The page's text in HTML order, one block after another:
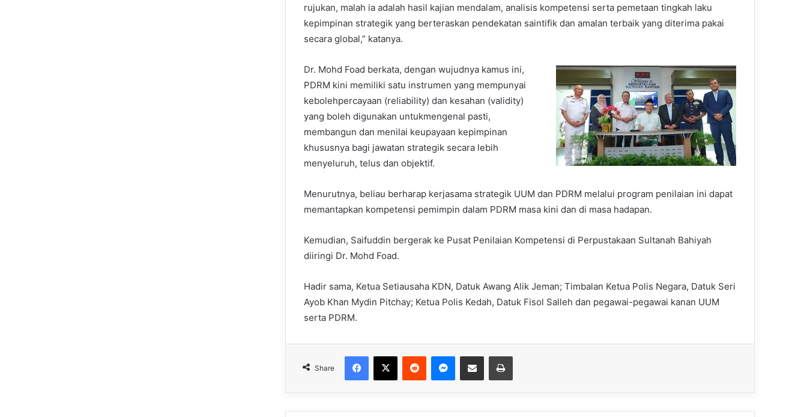
rujukan, malah ia adalah hasil kajian mendalam, analisis kompetensi serta pemetaan tingkah laku
kepimpinan strategik yang berteraskan pendekatan saintifik dan amalan terbaik yang diterima pakai
secara global,” katanya.
Dr. Mohd Foad berkata, dengan wujudnya kamus ini,
PDRM kini memiliki satu instrumen yang mempunyai
kebolehpercayaan (reliability) dan kesahan (validity)
yang boleh digunakan untukmengenal pasti,
membangun dan menilai keupayaan kepimpinan
khususnya bagi jawatan strategik secara lebih
menyeluruh, telus dan objektif.
Menurutnya, beliau berharap kerjasama strategik UUM dan PDRM melalui program penilaian ini dapat
memantapkan kompetensi pemimpin dalam PDRM masa kini dan di masa hadapan.
Kemudian, Saifuddin bergerak ke Pusat Penilaian Kompetensi di Perpustakaan Sultanah Bahiyah
diiringi Dr. Mohd Foad.
Hadir sama, Ketua Setiausaha KDN, Datuk Awang Alik Jeman; Timbalan Ketua Polis Negara, Datuk Seri
Ayob Khan Mydin Pitchay; Ketua Polis Kedah, Datuk Fisol Salleh dan pegawai-pegawai kanan UUM
serta PDRM.
Share